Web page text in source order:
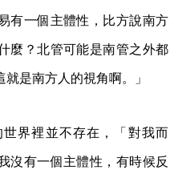
有一個主體性，比方說南方
麼？北管可能是南管之外都
是南方人的視角啊。」
界裡並不存在，「對我而
沒有一個主體性，有時候反